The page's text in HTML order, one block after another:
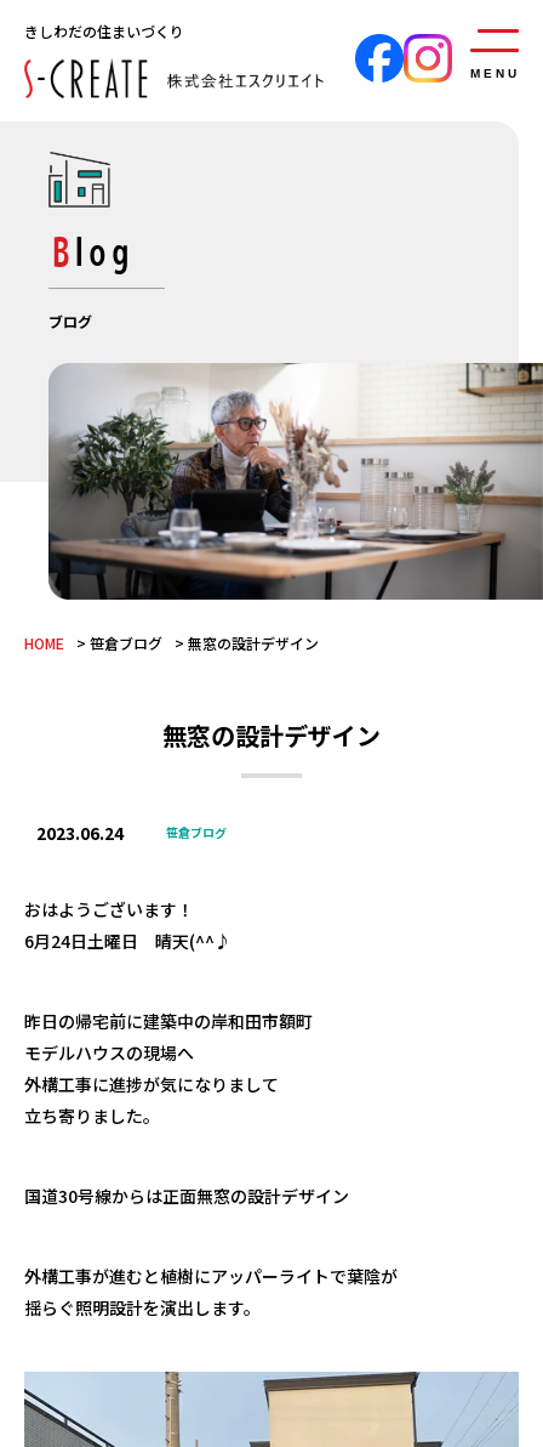
きしわだの住まいづくり
MENU
Blog
ブログ
HOME 笹倉ブログ 無窓の設計デザイン
無窓の設計デザイン
2023.06.24 笹倉ブログ
おはようございます！
6月24日土曜日 晴天(^^♪
昨日の帰宅前に建築中の岸和田市額町
モデルハウスの現場へ
外構工事に進捗が気になりまして
立ち寄りました。
国道30号線からは正面無窓の設計デザイン
外構工事が進むと植樹にアッパーライトで葉陰が
揺らぐ照明設計を演出します。